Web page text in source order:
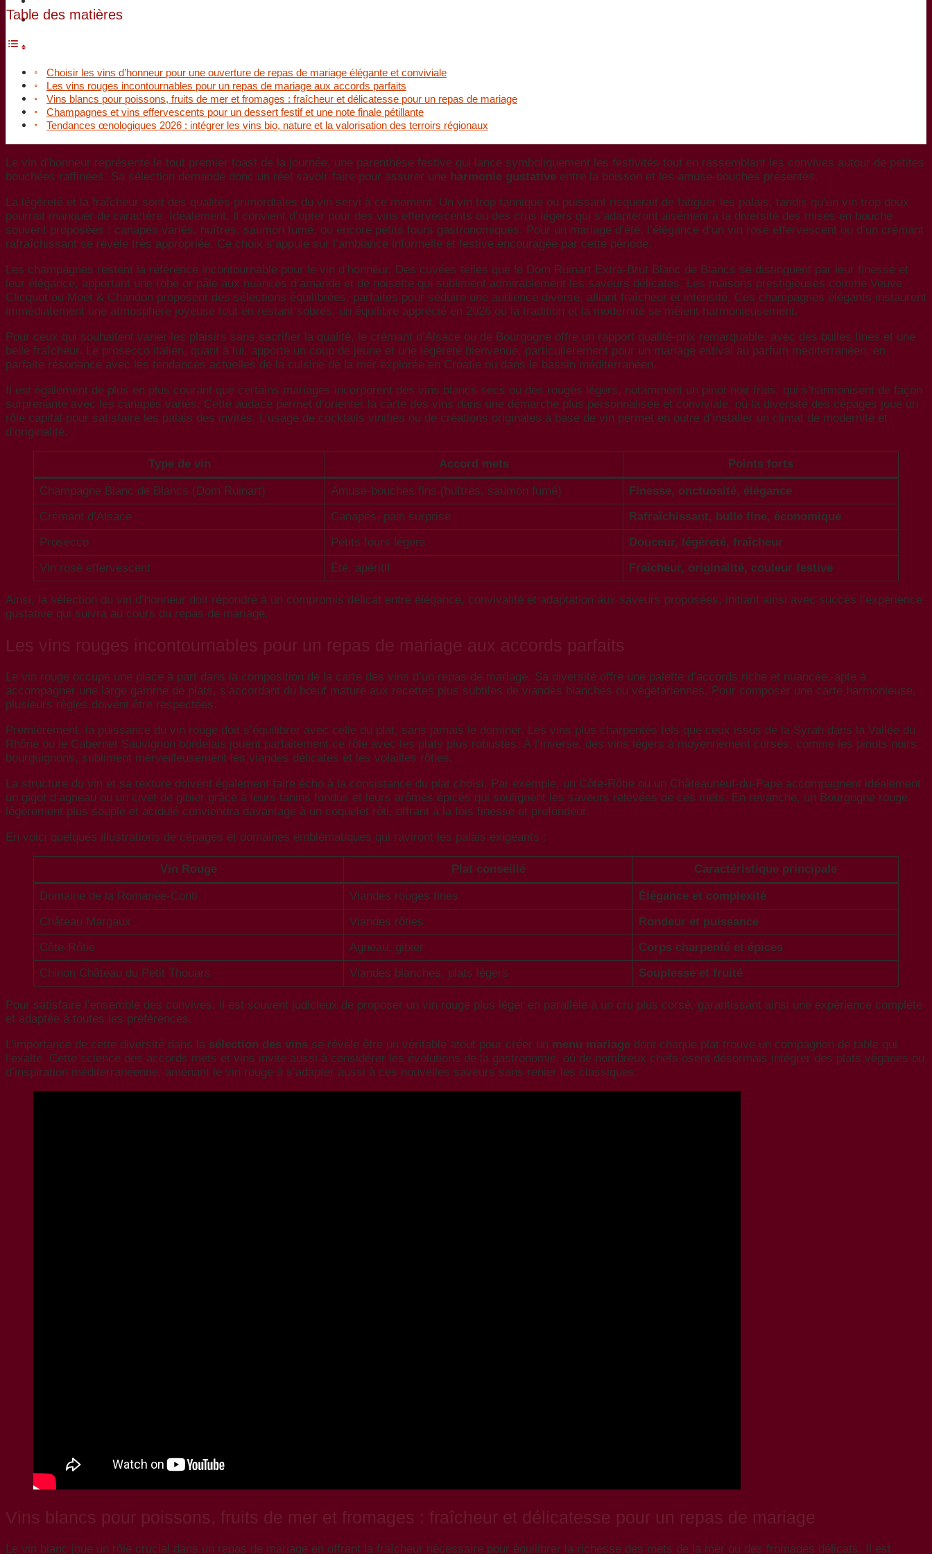
Vins d’exception & Champagnes
Table des matières
Choisir les vins d’honneur pour une ouverture de repas de mariage élégante et conviviale
Les vins rouges incontournables pour un repas de mariage aux accords parfaits
Vins blancs pour poissons, fruits de mer et fromages : fraîcheur et délicatesse pour un repas de mariage
Champagnes et vins effervescents pour un dessert festif et une note finale pétillante
Tendances œnologiques 2026 : intégrer les vins bio, nature et la valorisation des terroirs régionaux
Le vin d’honneur représente le tout premier toast de la journée, une parenthèse festive qui lance symboliquement les festivités tout en rassemblant les convives autour de petites
bouchées raffinées. Sa sélection demande donc un réel savoir-faire pour assurer une harmonie gustative entre la boisson et les amuse-bouches présentés.
La légèreté et la fraîcheur sont des qualités primordiales du vin servi à ce moment. Un vin trop tannique ou puissant risquerait de fatiguer les palais, tandis qu’un vin trop doux
pourrait manquer de caractère. Idéalement, il convient d’opter pour des vins effervescents ou des crus légers qui s’adapteront aisément à la diversité des mises en bouche
souvent proposées : canapés variés, huîtres, saumon fumé, ou encore petits fours gastronomiques. Pour un mariage d’été, l’élégance d’un vin rosé effervescent ou d’un crémant
rafraîchissant se révèle très appropriée. Ce choix s’appuie sur l’ambiance informelle et festive encouragée par cette période.
Les champagnes restent la référence incontournable pour le vin d’honneur. Des cuvées telles que le Dom Ruinart Extra-Brut Blanc de Blancs se distinguent par leur finesse et
leur élégance, apportant une robe or pâle aux nuances d’amande et de noisette qui subliment admirablement les saveurs délicates. Les maisons prestigieuses comme Veuve
Clicquot ou Moët & Chandon proposent des sélections équilibrées, parfaites pour séduire une audience diverse, alliant fraîcheur et intensité. Ces champagnes élégants instaurent
immédiatement une atmosphère joyeuse tout en restant sobres, un équilibre apprécié en 2026 où la tradition et la modernité se mêlent harmonieusement.
Pour ceux qui souhaitent varier les plaisirs sans sacrifier la qualité, le crémant d’Alsace ou de Bourgogne offre un rapport qualité-prix remarquable, avec des bulles fines et une
belle fraîcheur. Le prosecco italien, quant à lui, apporte un coup de jeune et une légèreté bienvenue, particulièrement pour un mariage estival au parfum méditerranéen, en
parfaite résonance avec les tendances actuelles de la cuisine de la mer explorée en Croatie ou dans le bassin méditerranéen.
Il est également de plus en plus courant que certains mariages incorporent des vins blancs secs ou des rouges légers, notamment un pinot noir frais, qui s’harmonisent de façon
surprenante avec les canapés variés. Cette audace permet d’orienter la carte des vins dans une démarche plus personnalisée et conviviale, où la diversité des cépages joue un
rôle capital pour satisfaire les palais des invités. L’usage de cocktails vinifiés ou de créations originales à base de vin permet en outre d’installer un climat de modernité et
d’originalité.
Type de vin Accord mets Points forts
Champagne Blanc de Blancs (Dom Ruinart) Amuse-bouches fins (huîtres, saumon fumé)
Finesse, onctuosité, élégance
Crémant d’Alsace
Canapés, pain surprise
Rafraîchissant, bulle fine, économique
Prosecco
Petits fours légers
Douceur, légèreté, fraîcheur
Vin rosé effervescent
Été, apéritif Fraîcheur, originalité, couleur festive
Ainsi, la sélection du vin d’honneur doit répondre à un compromis délicat entre élégance, convivalité et adaptation aux saveurs proposées, initiant ainsi avec succès l’expérience
gustative qui suivra au cours du repas de mariage.
Les vins rouges incontournables pour un repas de mariage aux accords parfaits
Le vin rouge occupe une place à part dans la composition de la carte des vins d’un repas de mariage. Sa diversité offre une palette d’accords riche et nuancée, apte à
accompagner une large gamme de plats, s’accordant du bœuf maturé aux recettes plus subtiles de viandes blanches ou végétariennes. Pour composer une carte harmonieuse,
plusieurs règles doivent être respectées.
Premièrement, la puissance du vin rouge doit s’équilibrer avec celle du plat, sans jamais le dominer. Les vins plus charpentés tels que ceux issus de la Syrah dans la Vallée du
Rhône ou le Cabernet Sauvignon bordelais jouent parfaitement ce rôle avec les plats plus robustes. À l’inverse, des vins légers à moyennement corsés, comme les pinots noirs
bourguignons, subliment merveilleusement les viandes délicates et les volailles rôties.
La structure du vin et sa texture doivent également faire écho à la consistance du plat choisi. Par exemple, un Côte-Rôtie ou un Châteauneuf-du-Pape accompagnent idéalement
un gigot d’agneau ou un civet de gibier grâce à leurs tanins fondus et leurs arômes épicés qui soulignent les saveurs relevées de ces mets. En revanche, un Bourgogne rouge
légèrement plus souple et acidulé conviendra davantage à un coquelet rôti, offrant à la fois finesse et profondeur.
En voici quelques illustrations de cépages et domaines emblématiques qui raviront les palais exigeants :
Vin Rouge Plat conseillé Caractéristique principale
Domaine de la Romanée-Conti Viandes rouges fines
Élégance et complexité
Château Margaux
Viandes rôties
Rondeur et puissance
Côte-Rôtie
Agneau, gibier
Corps charpenté et épices
Chinon Château du Petit Thouars
Viandes blanches, plats légers Souplesse et fruité
Pour satisfaire l’ensemble des convives, il est souvent judicieux de proposer un vin rouge plus léger en parallèle à un cru plus corsé, garantissant ainsi une expérience complète
et adaptée à toutes les préférences.
L’importance de cette diversité dans la sélection des vins se révèle être un véritable atout pour créer un menu mariage dont chaque plat trouve un compagnon de table qui
l’exalte. Cette science des accords mets et vins invite aussi à considérer les évolutions de la gastronomie, où de nombreux chefs osent désormais intégrer des plats véganes ou
d’inspiration méditerranéenne, amenant le vin rouge à s’adapter aussi à ces nouvelles saveurs sans renier les classiques.
Vins blancs pour poissons, fruits de mer et fromages : fraîcheur et délicatesse pour un repas de mariage
Le vin blanc joue un rôle crucial dans un repas de mariage en offrant la fraîcheur nécessaire pour équilibrer la richesse des mets de la mer ou des fromages délicats. Il est